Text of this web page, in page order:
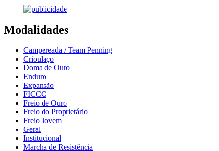
Modalidades
Campereada / Team Penning
Crioulaço
Doma de Ouro
Enduro
Expansão
FICCC
Freio de Ouro
Freio do Proprietário
Freio Jovem
Geral
Institucional
Marcha de Resistência